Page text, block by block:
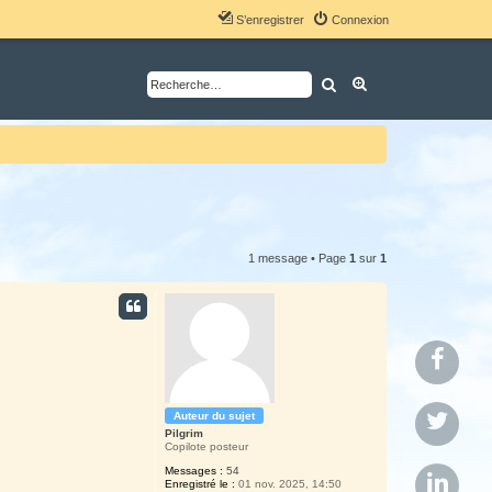
Connexion
S’enregistrer
Rechercher
1 message • Page 1 sur 1
Auteur du sujet
Pilgrim
Copilote posteur
Messages : 54
Enregistré le : 01 nov. 2025, 14:50
P
a
r
t
a
P
a
r
P